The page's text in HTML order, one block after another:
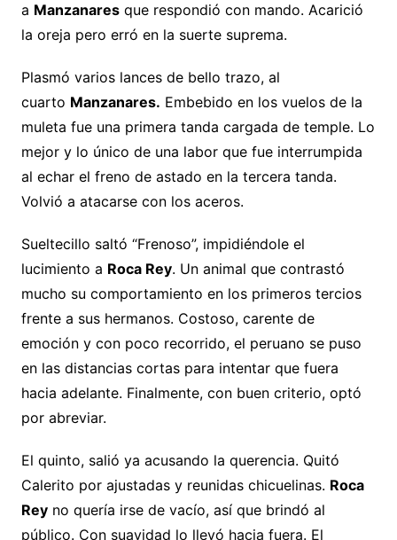
a Manzanaresque respondió con mando. Acarició
la oreja pero erró en la suerte suprema.
Plasmó varios lances de bello trazo, al
cuarto Manzanares. Embebido en los vuelos de la
muleta fue una primera tanda cargada de temple. Lo
mejor y lo único de una labor que fue interrumpida
al echar el freno de astado en la tercera tanda.
Volvió a atacarse con los aceros.
Sueltecillo saltó “Frenoso”, impidiéndole el
lucimiento a Roca Rey. Un animal que contrastó
mucho su comportamiento en los primeros tercios
frente a sus hermanos. Costoso, carente de
emoción y con poco recorrido, el peruano se puso
en las distancias cortas para intentar que fuera
hacia adelante. Finalmente, con buen criterio, optó
por abreviar.
El quinto, salió ya acusando la querencia. Quitó
Calerito por ajustadas y reunidas chicuelinas. Roca
Reyno quería irse de vacío, así que brindó al
público. Con suavidad lo llevó hacia fuera. El